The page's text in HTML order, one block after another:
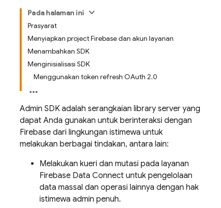
Pada halaman ini
Prasyarat
Menyiapkan project Firebase dan akun layanan
Menambahkan SDK
Menginisialisasi SDK
Menggunakan token refresh OAuth 2.0
Admin SDK adalah serangkaian library server yang
dapat Anda gunakan untuk berinteraksi dengan
Firebase dari lingkungan istimewa untuk
melakukan berbagai tindakan, antara lain:
Melakukan kueri dan mutasi pada layanan
Firebase Data Connect untuk pengelolaan
data massal dan operasi lainnya dengan hak
istimewa admin penuh.